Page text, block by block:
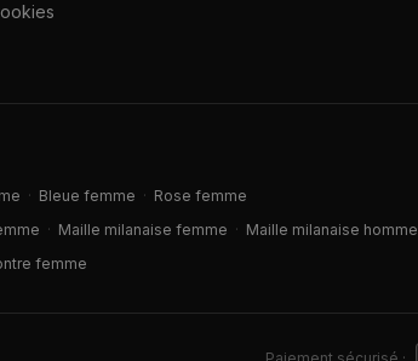
· Bleue femme · Rose femme
· Maille milanaise femme · Maille milanaise homme
femme
Paiement sécurisé ·